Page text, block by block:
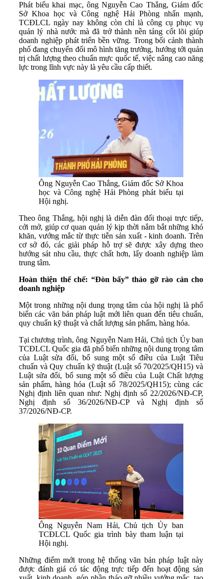
Phát biểu khai mạc, ông Nguyễn Cao Thắng, Giám đốc
Sở Khoa học và Công nghệ Hải Phòng nhấn mạnh,
TCĐLCL ngày nay không còn chỉ là công cụ phục vụ
quản lý nhà nước mà đã trở thành nền tảng cốt lõi giúp
doanh nghiệp phát triển bền vững. Trong bối cảnh thành
phố đang chuyển đổi mô hình tăng trưởng, hướng tới quản
trị chất lượng theo chuẩn mực quốc tế, việc nâng cao năng
lực trong lĩnh vực này là yêu cầu cấp thiết.
Ông Nguyễn Cao Thắng, Giám đốc Sở Khoa
học và Công nghệ Hải Phòng phát biểu tại
Hội nghị.
Theo ông Thắng, hội nghị là diễn đàn đối thoại trực tiếp,
cởi mở, giúp cơ quan quản lý kịp thời nắm bắt những khó
khăn, vướng mắc từ thực tiễn sản xuất - kinh doanh. Trên
cơ sở đó, các giải pháp hỗ trợ sẽ được xây dựng theo
hướng sát nhu cầu, thực chất hơn, lấy doanh nghiệp làm
trung tâm.
Hoànthiện thể chế: “Đòn bẩy”tháo gỡ rào cản cho
doanh nghiệp
Một trong những nội dung trọng tâm của hội nghị là phổ
biến các văn bản pháp luật mới liên quan đến tiêu chuẩn,
quy chuẩn kỹ thuật và chất lượng sản phẩm, hàng hóa.
Tại chương trình, ông Nguyễn Nam Hải, Chủ tịch Ủy ban
TCĐLCL Quốc gia đã phổ biến những nội dung trọng tâm
của Luật sửa đổi, bổ sung một số điều của Luật Tiêu
chuẩn và Quy chuẩn kỹ thuật (Luật số 70/2025/QH15) và
Luật sửa đổi, bổ sung một số điều của Luật Chất lượng
sản phẩm, hàng hóa (Luật số 78/2025/QH15); cùng các
Nghị định liên quan như: Nghị định số 22/2026/NĐ-CP,
Nghị định số 36/2026/NĐ-CP và Nghị định số
37/2026/NĐ-CP.
Ông Nguyễn Nam Hải, Chủ tịch Ủy ban
TCĐLCL Quốc gia trình bày tham luận tại
Hội nghị.
Những điểm mới trong hệ thống văn bản pháp luật này
được đánh giá có tác động trực tiếp đến hoạt động sản